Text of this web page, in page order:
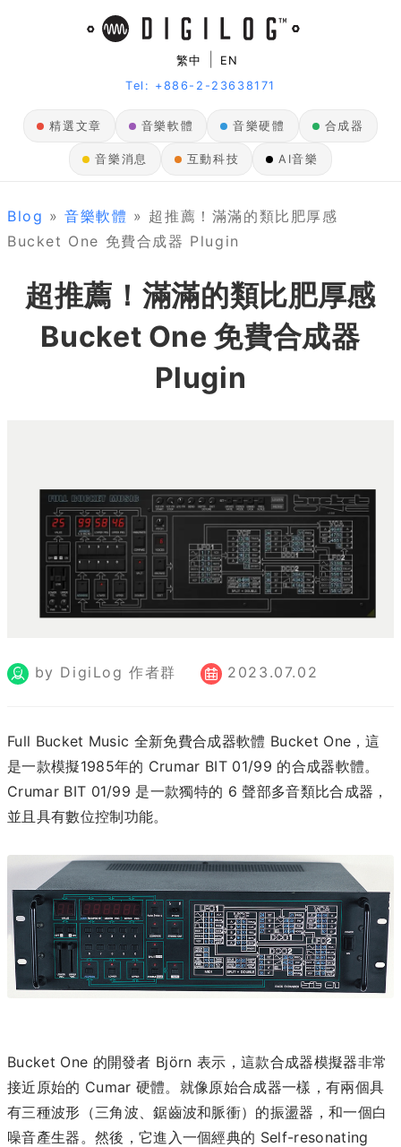
繁中
EN
Tel: +886-2-23638171
精選文章 音樂軟體 音樂硬體 合成器
音樂消息 互動科技 AI音樂
Blog »音樂軟體 » 超推薦！滿滿的類比肥厚感
Bucket One 免費合成器 Plugin
超推薦！滿滿的類比肥厚感
Bucket One 免費合成器
Plugin
by DigiLog 作者群 2023.07.02
Full Bucket Music 全新免費合成器軟體 Bucket One，這
是一款模擬1985年的 Crumar BIT 01/99 的合成器軟體。
Crumar BIT 01/99 是一款獨特的 6 聲部多音類比合成器，
並且具有數位控制功能。
Bucket One 的開發者 Björn 表示，這款合成器模擬器非常
接近原始的 Cumar 硬體。就像原始合成器一樣，有兩個具
有三種波形（三角波、鋸齒波和脈衝）的振盪器，和一個白
噪音產生器。然後，它進入一個經典的 Self-resonating